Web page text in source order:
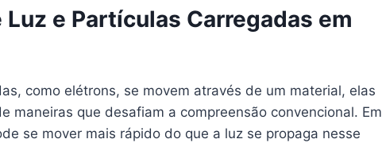
e Partículas Carregadas em
como elétrons, se movem através de um material, elas
maneiras que desafiam a compreensão convencional. Em
se mover mais rápido do que a luz se propaga nesse